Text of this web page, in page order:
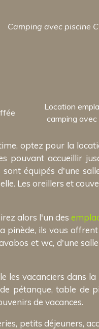
Camping avec piscine
Location
camping avec
optez pour la
pouvant accueillir
équipés d'une
Les oreillers et
alors l'un des
ils vous
et wc, d'une
les vacanciers dans
pétanque, table de
de vacances.
petits déjeuners,